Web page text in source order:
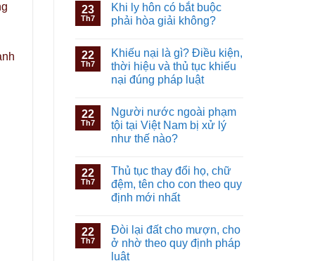
23
Th7
Khi ly hôn có bắt buộc
phải hòa giải không?
22
Th7
Khiếu nại là gì? Điều kiện,
thời hiệu và thủ tục khiếu
nại đúng pháp luật
22
Th7
Người nước ngoài phạm
tội tại Việt Nam bị xử lý
như thế nào?
22
Th7
Thủ tục thay đổi họ, chữ
đệm, tên cho con theo quy
định mới nhất
22
Th7
Đòi lại đất cho mượn, cho
ở nhờ theo quy định pháp
luật